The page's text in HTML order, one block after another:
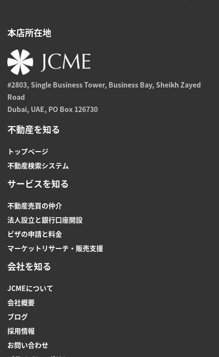
本店所在地
#2803, Single Business Tower, Business Bay, Sheikh Zayed
Road
Dubai, UAE, PO Box 126730
不動産を知る
トップページ
不動産検索システム
サービスを知る
不動産売買の仲介
法人設立と銀行口座開設
ビザの申請と料金
マーケットリサーチ・販売支援
会社を知る
JCMEについて
会社概要
ブログ
採用情報
お問い合わせ